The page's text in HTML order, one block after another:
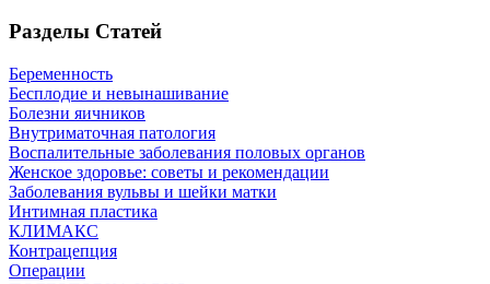
Разделы Статей
Беременность
Бесплодие и невынашивание
Болезни яичников
Внутриматочная патология
Воспалительные заболевания половых органов
Женское здоровье: советы и рекомендации
Заболевания вульвы и шейки матки
Интимная пластика
КЛИМАКС
Контрацепция
Операции